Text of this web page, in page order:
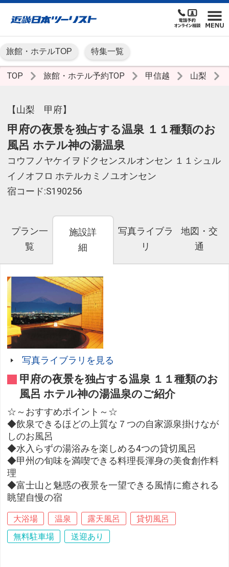
旅館・ホテルTOP 特集一覧
TOP 旅館・ホテル予約TOP 甲信越 山梨
【山梨 甲府】
甲府の夜景を独占する温泉 １１種類のお
風呂 ホテル神の湯温泉
コウフノヤケイヲドクセンスルオンセン １１シュル
イノオフロ ホテルカミノユオンセン
宿コード:S190256
プラン一
覧
施設詳
細
写真ライブラ
リ
地図・交
通
写真ライブラリを見る
甲府の夜景を独占する温泉 １１種類のお
風呂 ホテル神の湯温泉のご紹介
☆～おすすめポイント～☆
◆飲泉できるほどの上質な７つの自家源泉掛けなが
しのお風呂
◆水入らずの湯浴みを楽しめる4つの貸切風呂
◆甲州の旬味を満喫できる料理長渾身の美食創作料
理
◆富士山と魅惑の夜景を一望できる風情に癒される
眺望自慢の宿
大浴場 温泉 露天風呂
貸切風呂
無料駐車場
送迎あり